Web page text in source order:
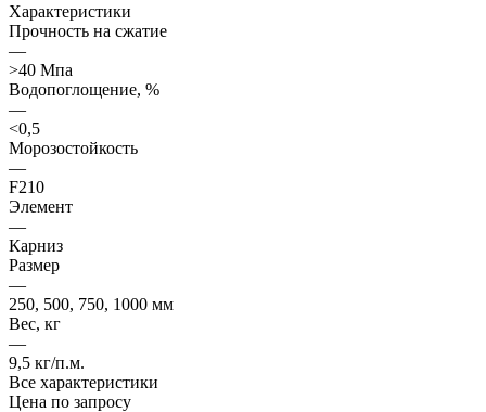
Характеристики
Прочность на сжатие
—
>40 Мпа
Водопоглощение, %
—
<0,5
Морозостойкость
—
F210
Элемент
—
Карниз
Размер
—
250, 500, 750, 1000 мм
Вес, кг
—
9,5 кг/п.м.
Все характеристики
Цена по запросу